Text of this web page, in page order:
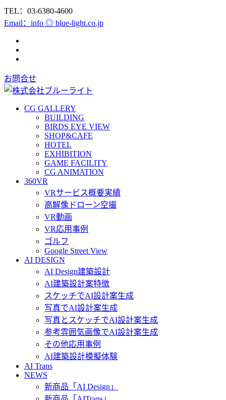
TEL：03-6380-4600
Email：info ◎ blue-light.co.jp
お問合せ
CG GALLERY
BUILDING
BIRDS EYE VIEW
SHOP&CAFE
HOTEL
EXHIBITION
GAME FACILITY
CG ANIMATION
360VR
VRサービス概要実績
高解像ドローン空撮
VR動画
VR応用事例
ゴルフ
Google Street View
AI DESIGN
AI Design建築設計
AI建築設計案特徴
スケッチでAI設計案生成
写真でAI設計案生成
写真とスケッチでAI設計案生成
参考雰囲気画像でAI設計案生成
その他応用事例
AI建築設計模擬体験
AI Trans
NEWS
新商品「AI Design」